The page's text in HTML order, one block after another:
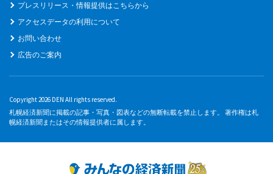
プレスリリース・情報提供はこちらから
アクセスデータの利用について
お問い合わせ
広告のご案内
Copyright 2026 DEN All rights reserved.
札幌経済新聞に掲載の記事・写真・図表などの無断転載を禁止します。 著作権は札
幌経済新聞またはその情報提供者に属します。